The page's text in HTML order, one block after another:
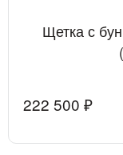
Щетка с
222 500 ₽